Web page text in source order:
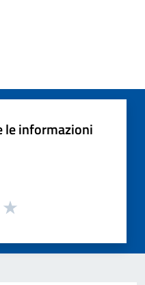
le informazioni